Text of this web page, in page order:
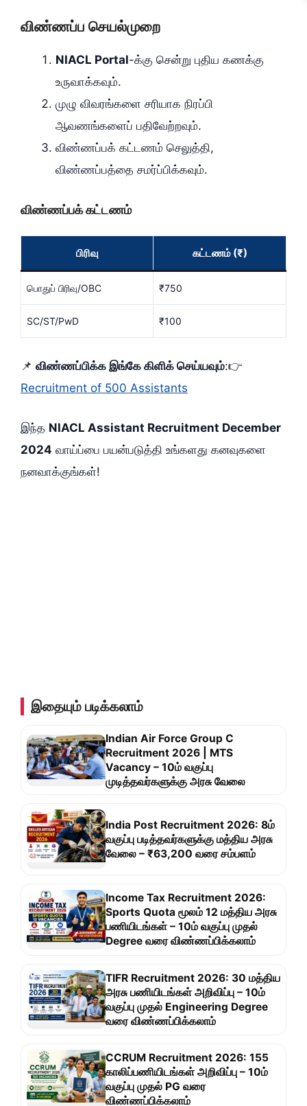
விண்ணப்ப செயல்முறை
NIACL Portal-க்கு சென்று புதிய கணக்கு
உருவாக்கவும்.
முழு விவரங்களை சரியாக நிரப்பி
ஆவணங்களைப் பதிவேற்றவும்.
விண்ணப்பக் கட்டணம் செலுத்தி,
விண்ணப்பத்தை சமர்ப்பிக்கவும்.
விண்ணப்பக் கட்டணம்
பிரிவு கட்டணம் (₹)
பொதுப் பிரிவு/OBC ₹750
SC/ST/PwD ₹100
📌 விண்ணப்பிக்க இங்கே கிளிக் செய்யவும்:👉
Recruitment of 500 Assistants
இந்த NIACL Assistant Recruitment December
2024 வாய்ப்பை பயன்படுத்தி உங்களது கனவுகளை
நனவாக்குங்கள்!
இதையும் படிக்கலாம்
Indian Air Force Group C
Recruitment 2026 | MTS
Vacancy – 10ம் வகுப்பு
முடித்தவர்களுக்கு அரசு வேலை
India Post Recruitment 2026: 8ம்
வகுப்பு படித்தவர்களுக்கு மத்திய அரசு
வேலை – ₹63,200 வரை சம்பளம்
Income Tax Recruitment 2026:
Sports Quota மூலம் 12 மத்திய அரசு
பணியிடங்கள் – 10ம் வகுப்பு முதல்
Degree வரை விண்ணப்பிக்கலாம்
TIFR Recruitment 2026: 30 மத்திய
அரசு பணியிடங்கள் அறிவிப்பு – 10ம்
வகுப்பு முதல் Engineering Degree
வரை விண்ணப்பிக்கலாம்
CCRUM Recruitment 2026: 155
காலிப்பணியிடங்கள் அறிவிப்பு – 10ம்
வகுப்பு முதல் PG வரை
விண்ணப்பிக்கலாம்